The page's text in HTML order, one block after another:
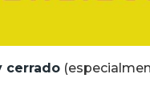
cerrado